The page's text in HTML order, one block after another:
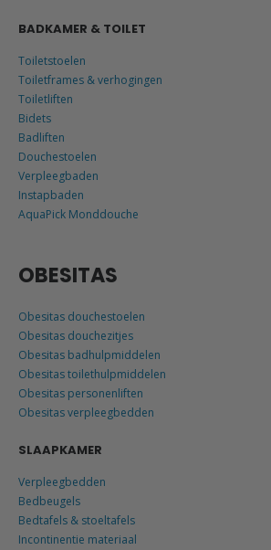
BADKAMER & TOILET
Toiletstoelen
Toiletframes & verhogingen
Toiletliften
Bidets
Badliften
Douchestoelen
Verpleegbaden
Instapbaden
AquaPick Monddouche
OBESITAS
Obesitas douchestoelen
Obesitas douchezitjes
Obesitas badhulpmiddelen
Obesitas toilethulpmiddelen
Obesitas personenliften
Obesitas verpleegbedden
SLAAPKAMER
Verpleegbedden
Bedbeugels
Bedtafels & stoeltafels
Incontinentie materiaal